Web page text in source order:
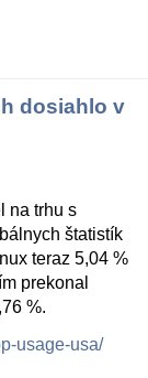
dosiahlo v
na trhu s
štatistík
teraz 5,04 %
prekonal
%.
usage-usa/